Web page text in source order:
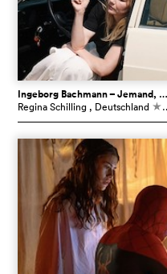
Ingeborg Bachmann – Jemand, der einmal ich war
Regina Schilling , Deutschland c